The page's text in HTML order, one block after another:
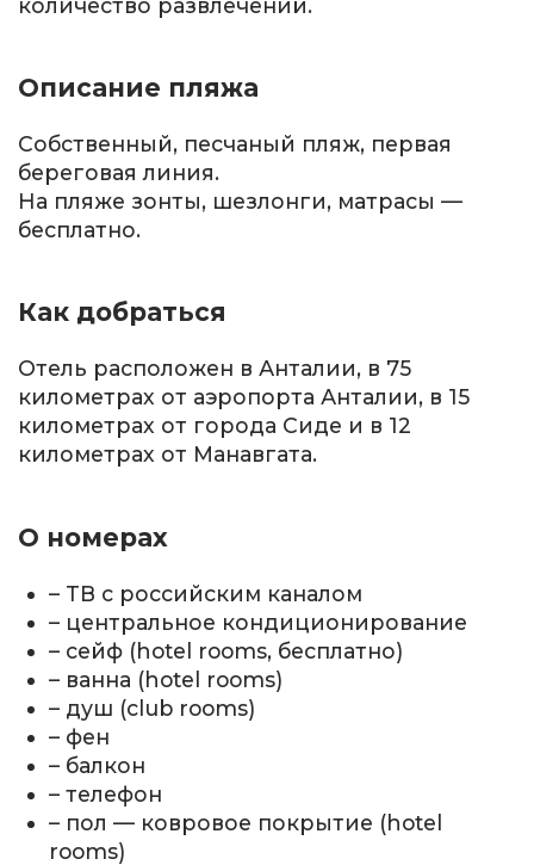
количество развлечений.
Описание пляжа
Собственный, песчаный пляж, первая
береговая линия.
На пляже зонты, шезлонги, матрасы —
бесплатно.
Как добраться
Отель расположен в Анталии, в 75
километрах от аэропорта Анталии, в 15
километрах от города Сиде и в 12
километрах от Манавгата.
О номерах
– ТВ с российским каналом
– центральное кондиционирование
– сейф (hotel rooms, бесплатно)
– ванна (hotel rooms)
– душ (club rooms)
– фен
– балкон
– телефон
– пол — ковровое покрытие (hotel
rooms)